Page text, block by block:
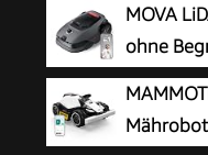
MOVA
ohne
KI Vision